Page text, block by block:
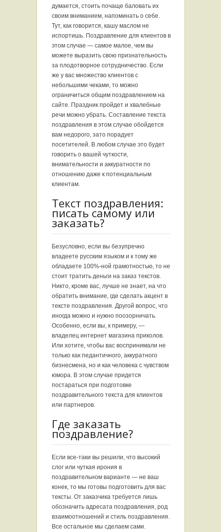
думается, стоить почаще баловать их
своим вниманием, напоминать о себе.
Тут, как говорится, кашу маслом не
испортишь. Поздравление для клиентов в
этом случае — самое малое, чем вы
можете выразить свою признательность
за плодотворное сотрудничество. Если
же у вас множество клиентов с
небольшими чеками, то можно
ограничиться общим поздравлением на
сайте. Праздник пройдет и хвалебные
речи можно убрать. Составление текста
поздравления в этом случае обойдется
вам недорого, зато порадует
посетителей. В любом случае это будет
говорить о вашей чуткости,
внимательности и аккуратности по
отношению даже к потенциальным
клиентам.
Текст поздравления:
писать самому или
заказать?
Безусловно, если вы безупречно
владеете русским языком и к тому же
обладаете 100%-ной грамотностью, то не
стоит тратить деньги на заказ текстов.
Никто, кроме вас, лучше не знает, на что
обратить внимание, где сделать акцент в
тексте поздравления. Другой вопрос, что
иногда можно и нужно поозорничать.
Особенно, если вы, к примеру, —
владелец интернет магазина приколов.
Или хотите, чтобы вас воспринимали не
только как педантичного, аккуратного
бизнесмена, но и как человека с чувством
юмора. В этом случае придется
постараться при подготовке
поздравительного текста для клиентов
или партнеров.
Где заказать
поздравление?
Если все-таки вы решили, что высокий
слог или чуткая ирония в
поздравительном варианте — не ваш
конек, то мы готовы подготовить для вас
тексты. От заказчика требуется лишь
обозначить адресата поздравления, род
взаимоотношений и стиль поздравления.
Все остальное мы сделаем сами.